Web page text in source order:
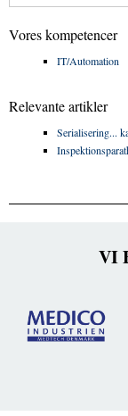
Vores kompetencer
IT/Automation
Relevante artikler
Serialisering...
VI